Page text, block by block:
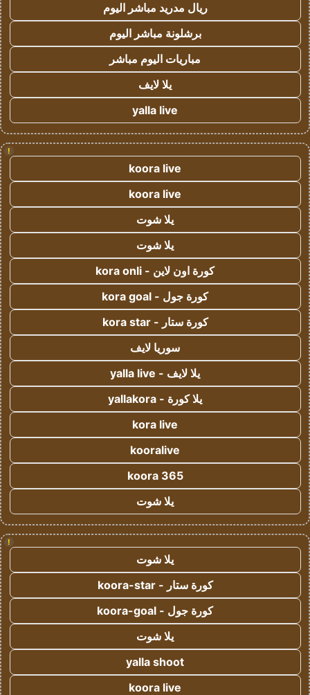
ريال مدريد مباشر اليوم
برشلونة مباشر اليوم
مباريات اليوم مباشر
يلا لايف
yalla live
!
koora live
koora live
يلا شوت
يلا شوت
كورة اون لاين - kora onli
كورة جول - kora goal
كورة ستار - kora star
سوريا لايف
يلا لايف - yalla live
يلا كورة - yallakora
kora live
kooralive
koora 365
يلا شوت
!
يلا شوت
كورة ستار - koora-star
كورة جول - koora-goal
يلا شوت
yalla shoot
koora live